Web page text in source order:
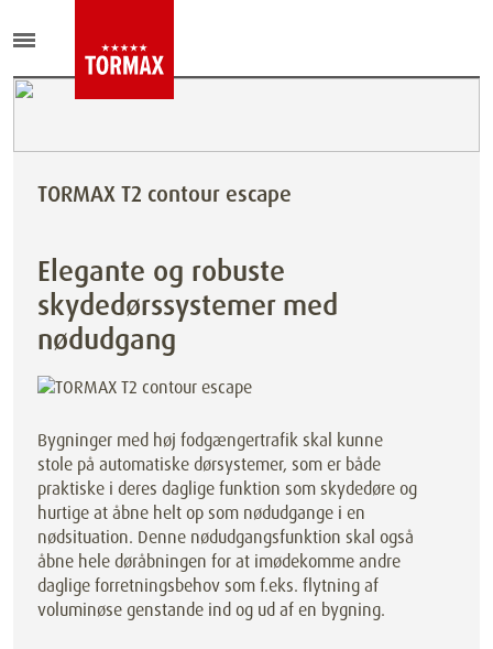
TORMAX T2 contour escape
Elegante og robuste
skydedørssystemer med
nødudgang
Bygninger med høj fodgængertrafik skal kunne
stole på automatiske dørsystemer, som er både
praktiske i deres daglige funktion som skydedøre og
hurtige at åbne helt op som nødudgange i en
nødsituation. Denne nødudgangsfunktion skal også
åbne hele døråbningen for at imødekomme andre
daglige forretningsbehov som f.eks. flytning af
voluminøse genstande ind og ud af en bygning.